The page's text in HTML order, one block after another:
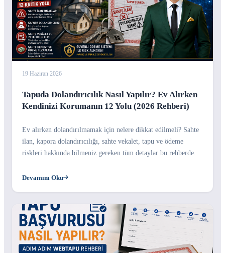
19 Haziran 2026
Tapuda Dolandırıcılık Nasıl Yapılır? Ev Alırken
Kendinizi Korumanın 12 Yolu (2026 Rehberi)
Ev alırken dolandırılmamak için nelere dikkat edilmeli? Sahte
ilan, kapora dolandırıcılığı, sahte vekalet, tapu ve ödeme
riskleri hakkında bilmeniz gereken tüm detaylar bu rehberde.
Devamını Oku